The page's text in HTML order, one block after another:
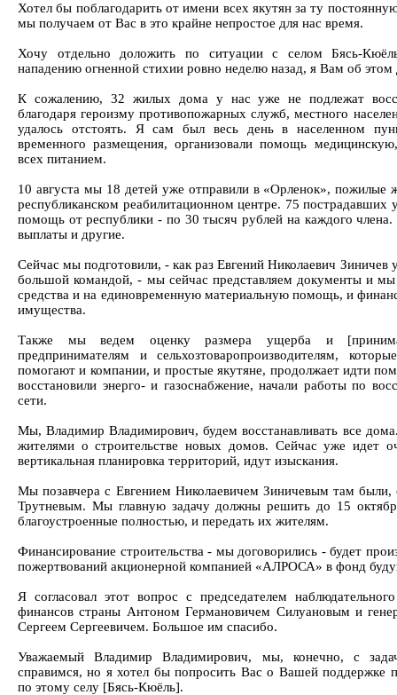
Хотел бы поблагодарить от имени всех якутян за ту
мы получаем от Вас в это крайне непростое для нас время.
Хочу отдельно доложить по ситуации с селом Бясь-
нападению огненной стихии ровно неделю назад, я Вам об этом
К сожалению, 32 жилых дома у нас уже не подлежат
благодаря героизму противопожарных служб, местного
удалось отстоять. Я сам был весь день в населенном
временного размещения, организовали помощь
всех питанием.
10 августа мы 18 детей уже отправили в «Орленок», пожилые
республиканском реабилитационном центре. 75 пострадавших
помощь от республики - по 30 тысяч рублей на каждого
выплаты и другие.
Сейчас мы подготовили, - как раз Евгений Николаевич Зиничев
большой командой, - мы сейчас представляем документы и
средства и на единовременную материальную помощь, и
имущества.
Также мы ведем оценку размера ущерба и
предпринимателям и сельхозтоваропроизводителям,
помогают и компании, и простые якутяне, продолжает идти
восстановили энерго- и газоснабжение, начали работы по
сети.
Мы, Владимир Владимирович, будем восстанавливать все
жителями о строительстве новых домов. Сейчас уже идет
вертикальная планировка территорий, идут изыскания.
Мы позавчера с Евгением Николаевичем Зиничевым там
Трутневым. Мы главную задачу должны решить до 15
благоустроенные полностью, и передать их жителям.
Финансирование строительства - мы договорились - будет
пожертвований акционерной компанией «АЛРОСА» в фонд
Я согласовал этот вопрос с председателем
финансов страны Антоном Германовичем Силуановым и
Сергеем Сергеевичем. Большое им спасибо.
Уважаемый Владимир Владимирович, мы, конечно, с
справимся, но я хотел бы попросить Вас о Вашей поддержке
по этому селу [Бясь-Кюёль].